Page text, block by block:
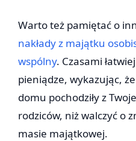
Warto też pamiętać o
nakłady z majątku
wspólny. Czasami
pieniądze, wykazując,
domu pochodziły z
rodziców, niż walczyć o
masie majątkowej.